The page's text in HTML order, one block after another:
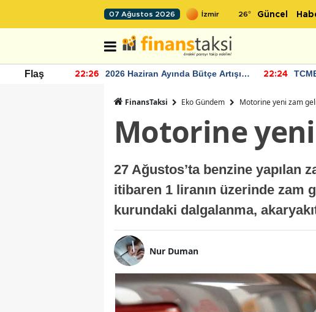
07 Ağustos 2026 26° Güncel
Flaş 22:26
2026 Haziran Ayında Bütçe Artışı
22:24
FinansTaksi Eko Gündem Motorine yeni zam
Motorine
27 Ağustos’ta benzine yapılan
itibaren 1 liranın üzerinde zam
kurundaki dalgalanma,
Nur Duman